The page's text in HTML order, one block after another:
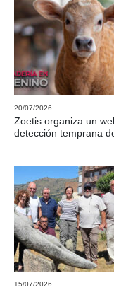
20/07/2026
Zoetis organiza un
detección temprana
15/07/2026